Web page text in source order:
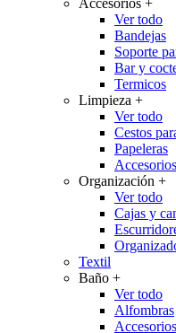
Accesorios +
Ver todo
Bandejas
Soporte
Bar y
Termicos
Limpieza +
Ver todo
Cestos
Papeleras
Accesorios
Organización +
Ver todo
Cajas y
Textil
Baño +
Ver todo
Alfombras
Accesorios